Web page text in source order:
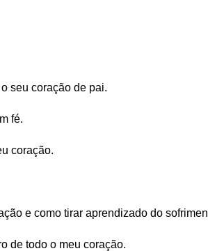
seu coração de pai.
fé.
coração.
e como tirar aprendizado do
de todo o meu coração.